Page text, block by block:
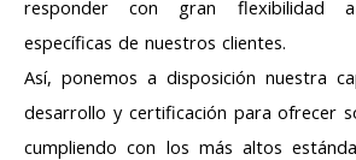
responder con gran flexibilidad
específicas de nuestros clientes.
Así, ponemos a disposición nuestra
desarrollo y certificación para ofrecer
cumpliendo con los más altos